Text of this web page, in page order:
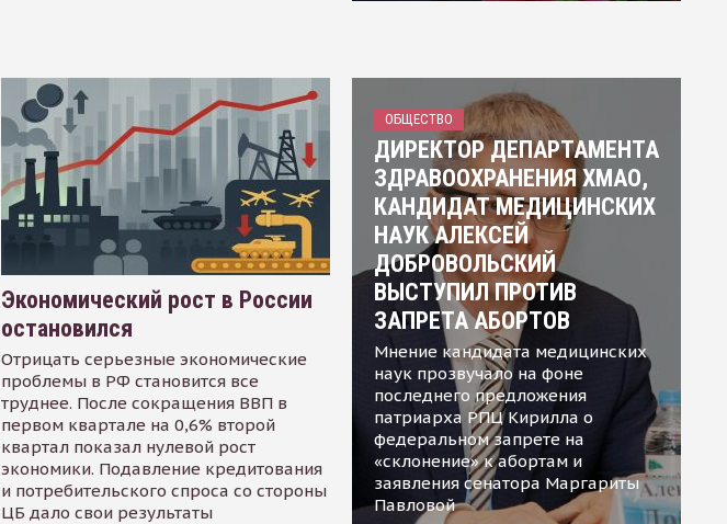
Экономический рост в России
остановился
Отрицать серьезные экономические
проблемы в РФ становится все
труднее. После сокращения ВВП в
первом квартале на 0,6% второй
квартал показал нулевой рост
экономики. Подавление кредитования
и потребительского спроса со стороны
ЦБ дало свои результаты
ОБЩЕСТВО
ДИРЕКТОР ДЕПАРТАМЕНТА
ЗДРАВООХРАНЕНИЯ ХМАО,
КАНДИДАТ МЕДИЦИНСКИХ
НАУК АЛЕКСЕЙ
ДОБРОВОЛЬСКИЙ
ВЫСТУПИЛ ПРОТИВ
ЗАПРЕТА АБОРТОВ
Мнение кандидата медицинских
наук прозвучало на фоне
последнего предложения
патриарха РПЦ Кирилла о
федеральном запрете на
«склонение» к абортам и
заявления сенатора Маргариты
Павловой